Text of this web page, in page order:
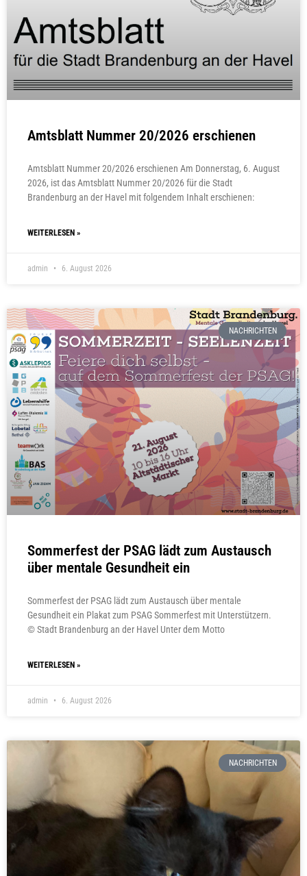
Amtsblatt Nummer 20/2026 erschienen
Amtsblatt Nummer 20/2026 erschienen Am Donnerstag, 6. August
2026, ist das Amtsblatt Nummer 20/2026 für die Stadt
Brandenburg an der Havel mit folgendem Inhalt erschienen:
WEITERLESEN »
admin 6. August 2026
NACHRICHTEN
Sommerfest der PSAG lädt zum Austausch
über mentale Gesundheit ein
Sommerfest der PSAG lädt zum Austausch über mentale
Gesundheit ein Plakat zum PSAG Sommerfest mit Unterstützern.
© Stadt Brandenburg an der Havel Unter dem Motto
WEITERLESEN »
admin 6. August 2026
NACHRICHTEN